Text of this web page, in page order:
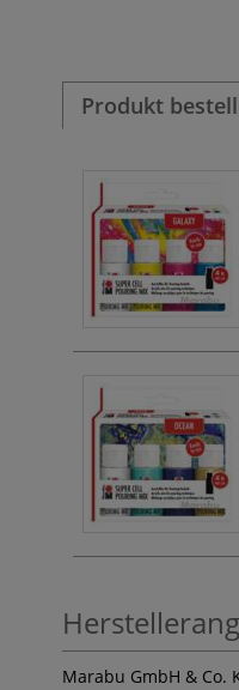
Produkt
Marabu GmbH & Co.